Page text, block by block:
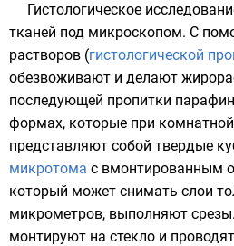
Гистологическое
тканей под микроскопом. С
растворов (гистологической
обезвоживают и делают
последующей пропитки
формах, которые при
представляют собой твердые
микротома с вмонтированным
который может снимать слои
микрометров, выполняют
монтируют на стекло и